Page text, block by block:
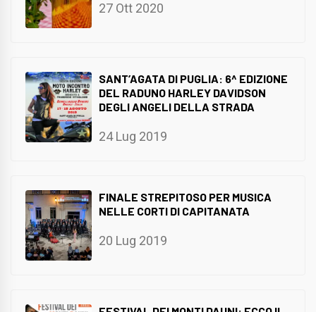
27 Ott 2020
SANT’AGATA DI PUGLIA: 6^ EDIZIONE
DEL RADUNO HARLEY DAVIDSON
DEGLI ANGELI DELLA STRADA
24 Lug 2019
FINALE STREPITOSO PER MUSICA
NELLE CORTI DI CAPITANATA
20 Lug 2019